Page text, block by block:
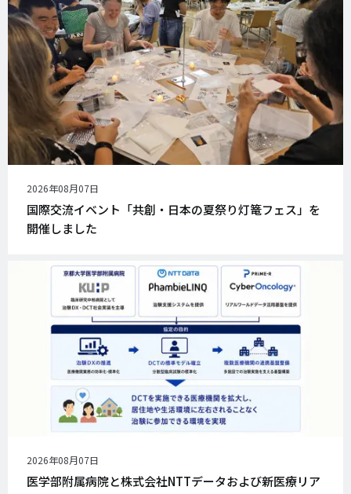
公
開
日
2026年08月07日
国際交流イベント「共創・日本の夏祭り灯篭フェス」を
開催しました
公
開
日
2026年08月07日
医学部附属病院と株式会社NTTデータおよび新医療リア